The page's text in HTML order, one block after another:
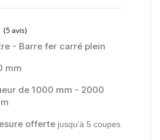
- Barre fer carré plein
mm
de 1000 mm - 2000
offerte jusqu'à 5 coupes